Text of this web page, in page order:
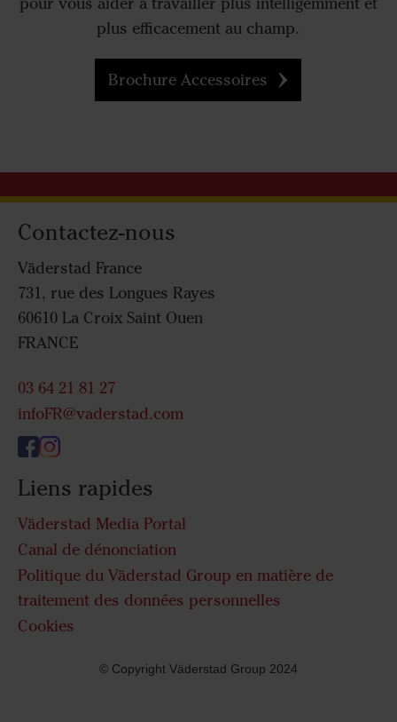
pour vous aider à travailler plus intelligemment et
plus efficacement au champ.
Brochure Accessoires
Contactez-nous
Väderstad France
731, rue des Longues Rayes
60610 La Croix Saint Ouen
FRANCE
03 64 21 81 27
infoFR@vaderstad.com
Liens rapides
Väderstad Media Portal
Canal de dénonciation
Politique du Väderstad Group en matière de
traitement des données personnelles
Cookies
© Copyright Väderstad Group 2024